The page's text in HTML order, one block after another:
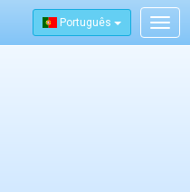
Português